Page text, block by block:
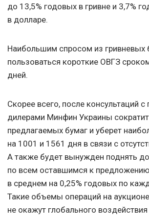
до 13,5% годовых в гривне и 3,7%
в долларе.
Наибольшим спросом из гривневых
пользоваться короткие ОВГЗ
дней.
Скорее всего, после консультаций
дилерами Минфин Украины
предлагаемых бумаг и уберет
на 1001 и 1561 дня в связи с
А также будет вынужден поднять
по всем оставшимся к
в среднем на 0,25% годовых по
Такие объемы операций на аукционе
не окажут глобального